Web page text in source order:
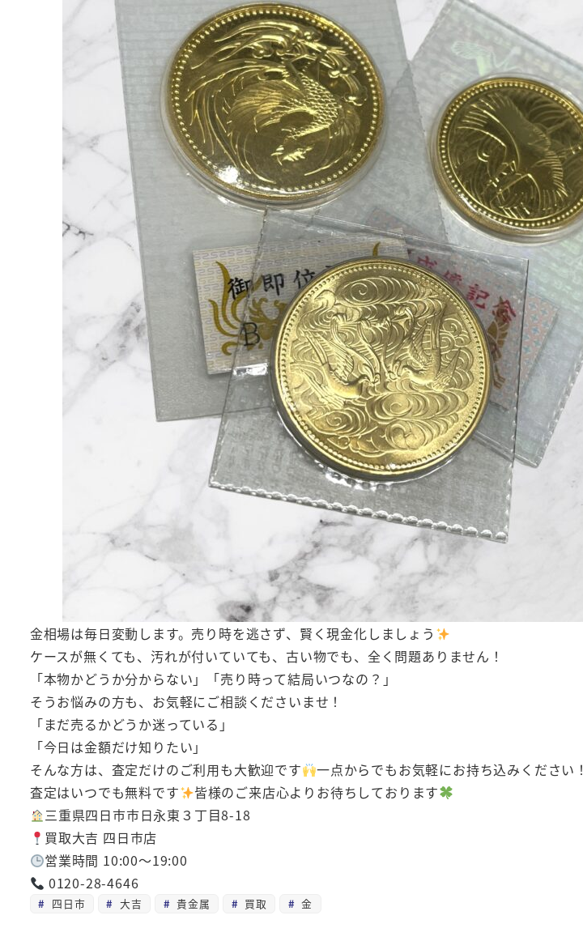
金相場は毎日変動します。売り時を逃さず、賢く現金化しましょう
ケースが無くても、汚れが付いていても、古い物でも、全く問題ありません！
「本物かどうか分からない」「売り時って結局いつなの？」
そうお悩みの方も、お気軽にご相談くださいませ！
「まだ売るかどうか迷っている」
「今日は金額だけ知りたい」
そんな方は、査定だけのご利用も大歓迎です
一点からでもお気軽にお持ち込みください！
査定はいつでも無料です
皆様のご来店心よりお待ちしております
三重県四日市市日永東３丁目8-18
買取大吉 四日市店
営業時間 10:00～19:00
0120-28-4646
四日市 大吉 貴金属 買取 金